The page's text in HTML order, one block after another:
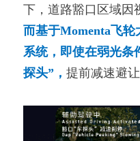
下，道路豁口区域因
而基于Momenta飞
系统，即使在弱光条
探头”， 提前减速避